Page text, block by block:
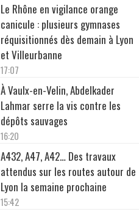
Le Rhône en vigilance orange
canicule : plusieurs gymnases
réquisitionnés dès demain à Lyon
et Villeurbanne
17:07
À Vaulx-en-Velin, Abdelkader
Lahmar serre la vis contre les
dépôts sauvages
16:20
A432, A47, A42… Des travaux
attendus sur les routes autour de
Lyon la semaine prochaine
15:42